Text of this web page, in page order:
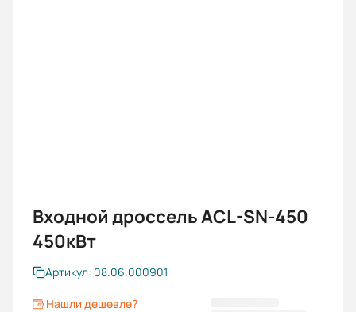
Входной дроссель ACL-SN-450
450кВт
Артикул: 08.06.000901
Нашли дешевле?